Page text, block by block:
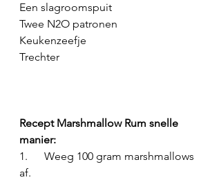
Een slagroomspuit
Twee N2O patronen
Keukenzeefje
Trechter
Recept Marshmallow Rum snelle
manier:
1.      Weeg 100 gram marshmallows
af.